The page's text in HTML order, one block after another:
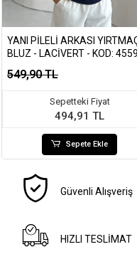
YANI PILELI ARKASI
BLUZ - LACIVERT - KOD: 4559
549,90 TL
Sepetteki Fiyat
494,91 TL
Sepete Ekle
Güvenli Alışveriş
HIZLI TESLİMAT